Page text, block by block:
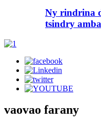
Ny rindrina
tsindry
vaovao farany